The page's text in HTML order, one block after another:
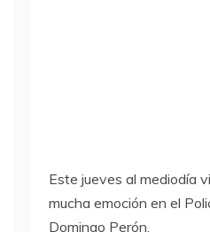
Este jueves al mediodía
mucha emoción en el
Domingo Perón.